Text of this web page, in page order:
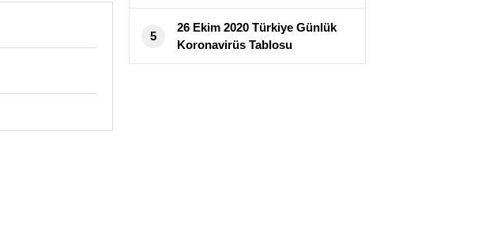
CORANAVİRÜS’E YAKALANDI
!
5
26 Ekim 2020 Türkiye Günlük
Koronavirüs Tablosu
Yayımlandı